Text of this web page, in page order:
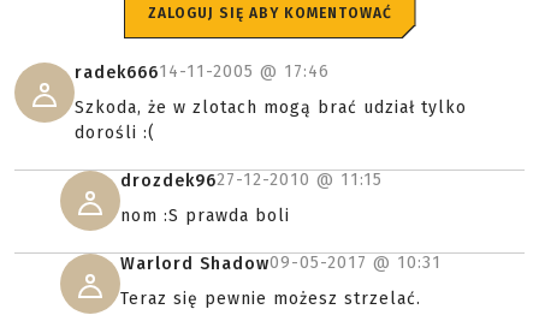
ZALOGUJ SIĘ ABY KOMENTOWAĆ
radek66614-11-2005 @ 17:46
Szkoda, że w zlotach mogą brać udział tylko
dorośli :(
drozdek9627-12-2010 @ 11:15
nom :S prawda boli
Warlord Shadow09-05-2017 @ 10:31
Teraz się pewnie możesz strzelać.